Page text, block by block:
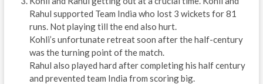
Rahul supported Team India who lost 3 wickets for 81
runs. Not playing till the end also hurt.
Kohli’s unfortunate retreat soon after the half-century
was the turning point of the match.
Rahul also played hard after completing his half century
and prevented team India from scoring big.